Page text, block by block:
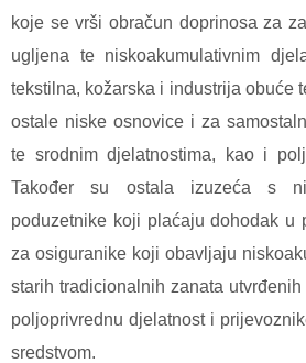
koje se vrši obračun doprinosa za
ugljena te niskoakumulativnim
tekstilna, kožarska i industrija obuće
ostale niske osnovice i za
te srodnim djelatnostima, kao i
Također su ostala izuzeća s
poduzetnike koji plaćaju dohodak u
za osiguranike koji obavljaju
starih tradicionalnih zanata
poljoprivrednu djelatnost i
sredstvom.